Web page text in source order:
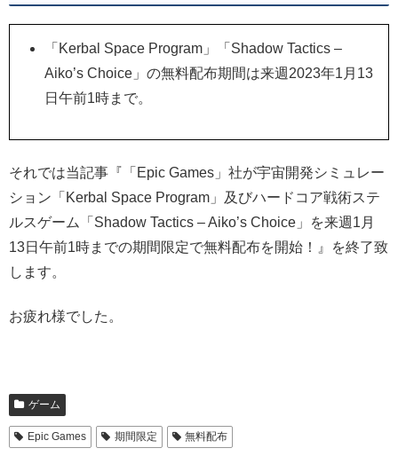
「Kerbal Space Program」「Shadow Tactics –
Aiko’s Choice」の無料配布期間は来週2023年1月13
日午前1時まで。
それでは当記事『「Epic Games」社が宇宙開発シミュレー
ション「Kerbal Space Program」及びハードコア戦術ステ
ルスゲーム「Shadow Tactics – Aiko’s Choice」を来週1月
13日午前1時までの期間限定で無料配布を開始！』を終了致
します。
お疲れ様でした。
ゲーム
Epic Games 期間限定 無料配布